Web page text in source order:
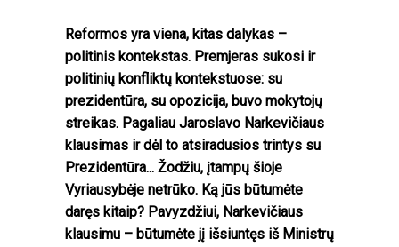
Reformos yra viena, kitas dalykas –
politinis kontekstas. Premjeras sukosi ir
politinių konfliktų kontekstuose: su
prezidentūra, su opozicija, buvo mokytojų
streikas. Pagaliau Jaroslavo Narkevičiaus
klausimas ir dėl to atsiradusios trintys su
Prezidentūra... Žodžiu, įtampų šioje
Vyriausybėje netrūko. Ką jūs būtumėte
daręs kitaip? Pavyzdžiui, Narkevičiaus
klausimu – būtumėte jį išsiuntęs iš Ministrų